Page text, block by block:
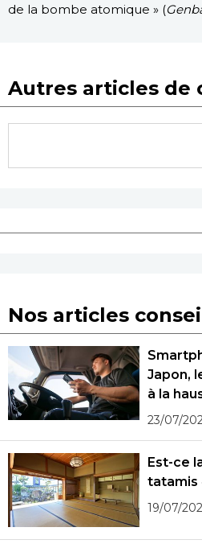
de la bombe atomique » (
Autres articles de
Nos articles
Japon,
à la
23/07/
Est-ce
tatamis
19/07/